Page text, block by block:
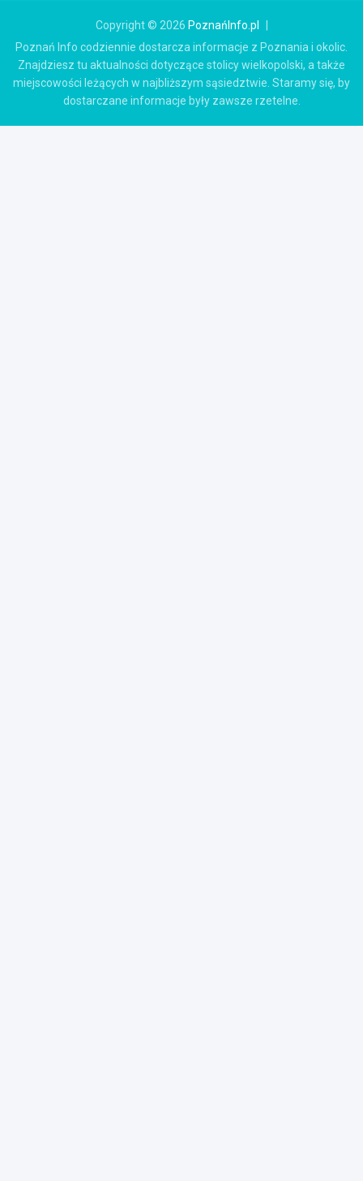
Copyright © 2026 PoznańInfo.pl
Poznań Info codziennie dostarcza informacje z Poznania i okolic.
Znajdziesz tu aktualności dotyczące stolicy wielkopolski, a także
miejscowości leżących w najbliższym sąsiedztwie. Staramy się, by
dostarczane informacje były zawsze rzetelne.